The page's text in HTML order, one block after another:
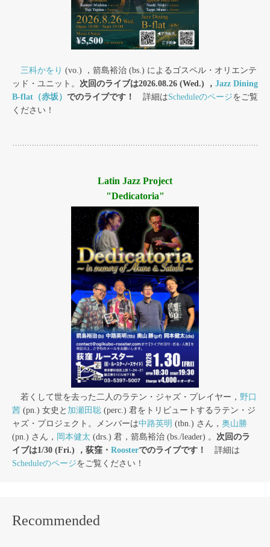
三科かをり (vo.) ，箭島裕治 (bs.) によるゴスペル・オリエンテ
ッド・ユニット。 次回のライブは2026.08.26 (Wed.) ， Jazz Dining
B-flat（赤坂） でのライブです！ 詳細はScheduleのページをご覧
ください！
Latin Jazz Project
"Dedicatoria"
若くして世を去った二人のラテン・ジャズ・プレイヤー， 野口
茜 (pn.) 女史と 加瀬田聡 (perc.) 君をトリビュートするラテン・ジ
ャズ・プロジェクト。メンバーは中路英明 (tbn.) さん， 奥山勝
(pn.) さん， 岡本健太 (drs.) 君，箭島裕治 (bs./leader) 。 次回のラ
イブは1/30 (Fri.) ，荻窪・ Roosterでのライブです！
詳細は
Scheduleのページをご覧ください！
Recommended